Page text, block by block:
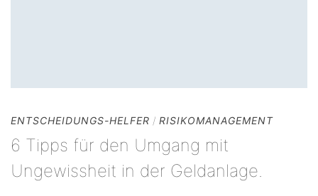
ENTSCHEIDUNGS-HELFER / RISIKOMANAGEMENT
6 Tipps für den Umgang mit
Ungewissheit in der Geldanlage.